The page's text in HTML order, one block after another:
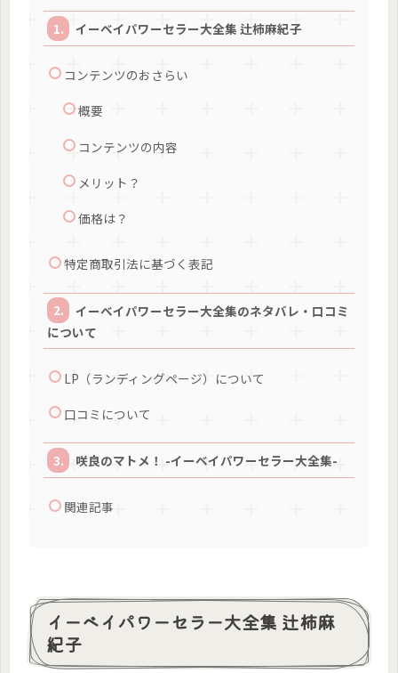
イーベイパワーセラー大全集 辻柿麻紀子
コンテンツのおさらい
概要
コンテンツの内容
メリット？
価格は？
特定商取引法に基づく表記
イーベイパワーセラー大全集のネタバレ・口コミ
について
LP（ランディングページ）について
口コミについて
咲良のマトメ！ -イーベイパワーセラー大全集-
関連記事
イーベイパワーセラー大全集 辻柿麻
紀子